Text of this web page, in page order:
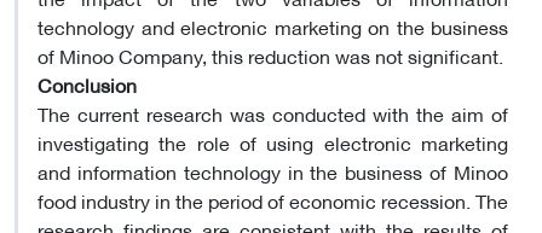
technology and electronic marketing on the business
of Minoo Company, this reduction was not significant.
Conclusion
The current research was conducted with the aim of
investigating the role of using electronic marketing
and information technology in the business of Minoo
food industry in the period of economic recession. The